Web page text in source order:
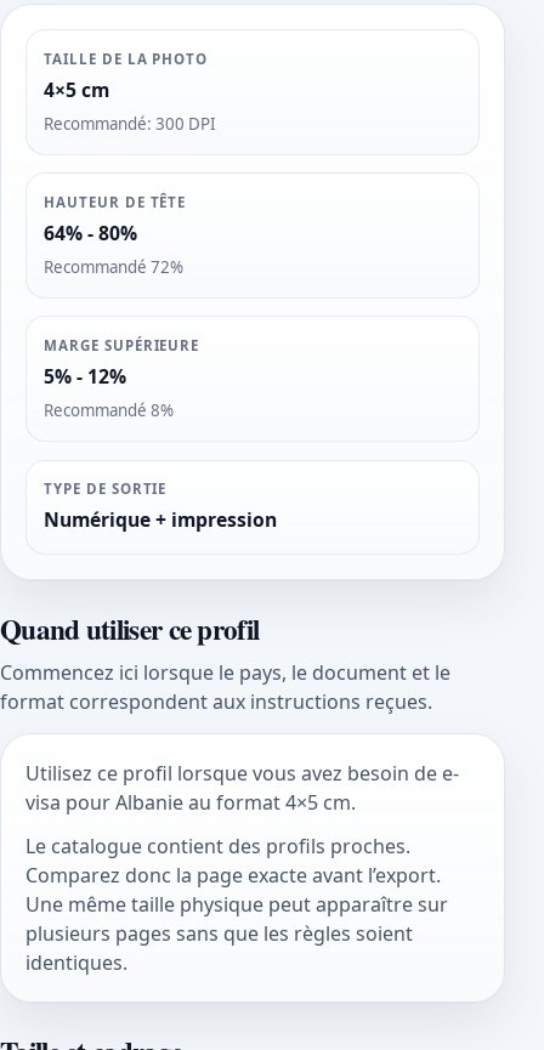
TAILLE DE LA PHOTO
4×5 cm
Recommandé: 300 DPI
HAUTEUR DE TÊTE
64% - 80%
Recommandé 72%
MARGE SUPÉRIEURE
5% - 12%
Recommandé 8%
TYPE DE SORTIE
Numérique + impression
Quand utiliser ce profil
Commencez ici lorsque le pays, le document et le
format correspondent aux instructions reçues.
Utilisez ce profil lorsque vous avez besoin de e-
visa pour Albanie au format 4×5 cm.
Le catalogue contient des profils proches.
Comparez donc la page exacte avant l’export.
Une même taille physique peut apparaître sur
plusieurs pages sans que les règles soient
identiques.